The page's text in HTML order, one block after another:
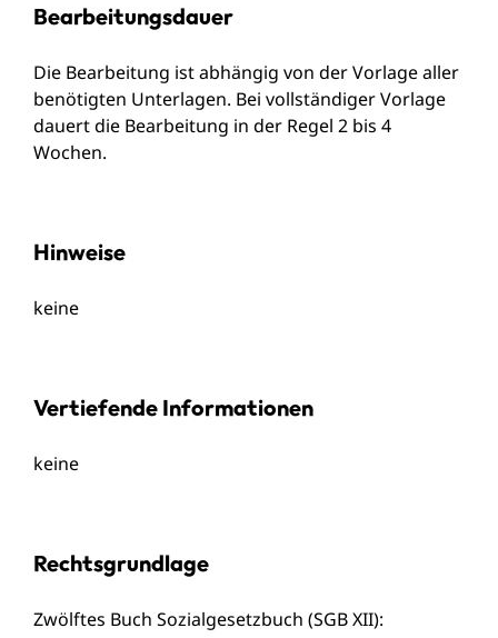
Bearbeitungsdauer
Die Bearbeitung ist abhängig von der Vorlage aller
benötigten Unterlagen. Bei vollständiger Vorlage
dauert die Bearbeitung in der Regel 2 bis 4
Wochen.
Hinweise
keine
Vertiefende Informationen
keine
Rechtsgrundlage
Zwölftes Buch Sozialgesetzbuch (SGB XII):